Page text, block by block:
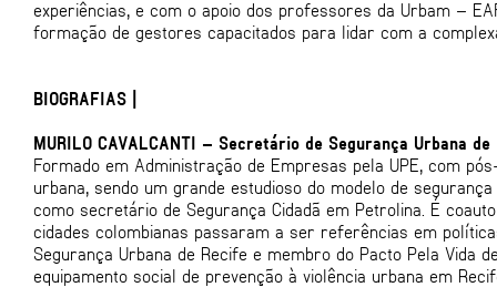
experiências, e com o apoio dos professores da Urbam –
formação de gestores capacitados para lidar com a
BIOGRAFIAS |
MURILO CAVALCANTI – Secretário de Segurança Urbana
Formado em Administração de Empresas pela UPE, com
urbana, sendo um grande estudioso do modelo de
como secretário de Segurança Cidadã em Petrolina. É
cidades colombianas passaram a ser referências em
Segurança Urbana de Recife e membro do Pacto Pela Vida
equipamento social de prevenção à violência urbana em